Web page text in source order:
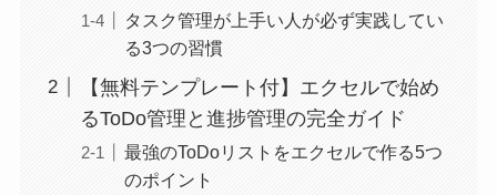
タスク管理が上手い人が必ず実践してい
る3つの習慣
【無料テンプレート付】エクセルで始め
るToDo管理と進捗管理の完全ガイド
最強のToDoリストをエクセルで作る5つ
のポイント